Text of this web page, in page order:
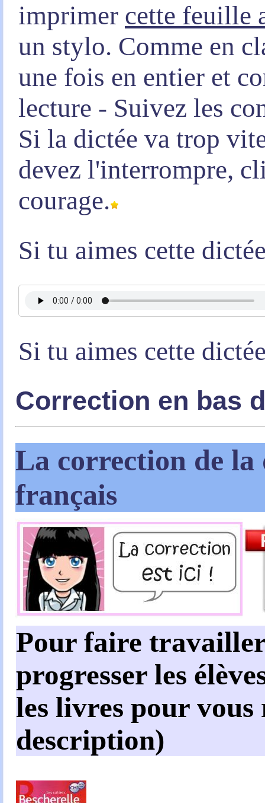
imprimer cette feuille
un stylo. Comme en
une fois en entier et
lecture - Suivez les
Si la dictée va trop
devez l'interrompre,
courage.
Si tu aimes cette
Si tu aimes cette
Correction en bas
La correction de la
français
Pour faire
progresser les
les livres pour
description)